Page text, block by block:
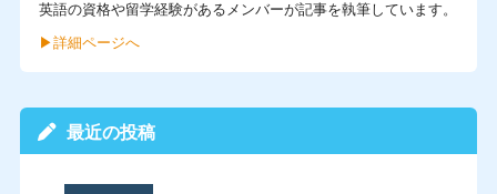
英語の資格や留学経験があるメンバーが記事を執筆しています。
▶︎詳細ページへ
最近の投稿